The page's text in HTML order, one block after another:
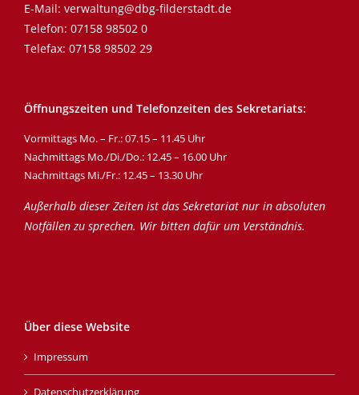
E-Mail: verwaltung@dbg-filderstadt.de
Telefon: 07158 98502 0
Telefax: 07158 98502 29
Öffnungszeiten und Telefonzeiten des Sekretariats:
Vormittags Mo. – Fr.: 07.15 – 11.45 Uhr
Nachmittags Mo./Di./Do.: 12.45 – 16.00 Uhr
Nachmittags Mi./Fr.: 12.45 – 13.30 Uhr
Außerhalb dieser Zeiten ist das Sekretariat nur in absoluten
Notfällen zu sprechen. Wir bitten dafür um Verständnis.
Über diese Website
Impressum
Datenschutzerklärung